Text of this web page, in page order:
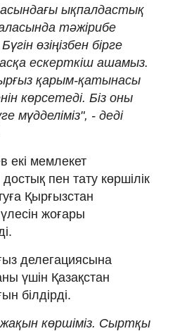
ықпалдастық
тәжірибе
өзіңізбен бірге
ескерткіш ашамыз.
қарым-қатынасы
көрсетеді. Біз оны
мүдделіміз", - деді
екі мемлекет
пен тату көршілік
Қырғызстан
жоғары
делегациясына
үшін Қазақстан
білдірді.
жақын көршіміз. Сыртқы